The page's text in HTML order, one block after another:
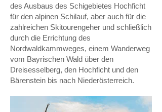
des Ausbaus des Schigebietes Hochficht
für den alpinen Schilauf, aber auch für die
zahlreichen Skitourengeher und schließlich
durch die Errichtung des
Nordwaldkammweges, einem Wanderweg
vom Bayrischen Wald über den
Dreisesselberg, den Hochficht und den
Bärenstein bis nach Niederösterreich.